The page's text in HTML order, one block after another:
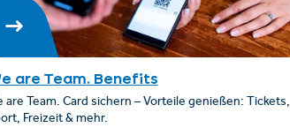
are Team. Benefits
are Team. Card sichern – Vorteile genießen: Tickets,
Freizeit & mehr.